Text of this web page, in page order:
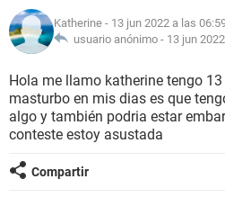
NUTRICIÓN
BIENESTAR
SEXUALIDAD
GLOSARIO
Katherine - 13 jun 2022 a las
usuario anónimo - 13 jun
Hola me llamo katherine tengo
masturbo en mis dias es que
algo y también podria estar
conteste estoy asustada
Compartir